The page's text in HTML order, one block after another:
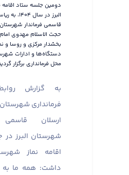
دومین جلسه ستاد اقامه
البرز در سال
قاسمی فرماندار
حجت الاسلام مهدوی
بخشدار مرکزی و روسا و
دستگاه‌ها و ادارات
محل فرمانداری برگزار
به گزارش
فرمانداری شهرستان
ارسلان قاسمی
شهرستان البرز
اقامه نماز
داشت: همه ما به